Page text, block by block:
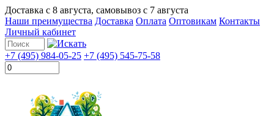
Доставка с 8 августа, самовывоз с 7 августа
Наши преимущества Доставка Оплата Оптовикам Контакты
Личный кабинет
+7 (495) 984-05-25 +7 (495) 545-75-58